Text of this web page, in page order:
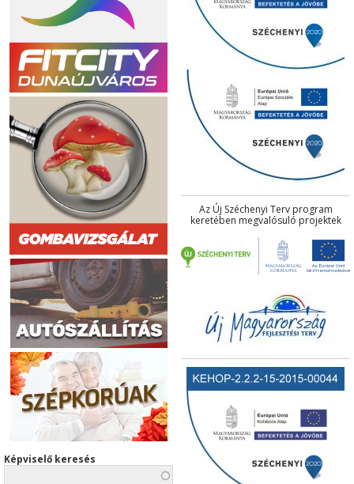
Képviselő keresés
Az Új Széchenyi Terv program
keretében megvalósuló projektek